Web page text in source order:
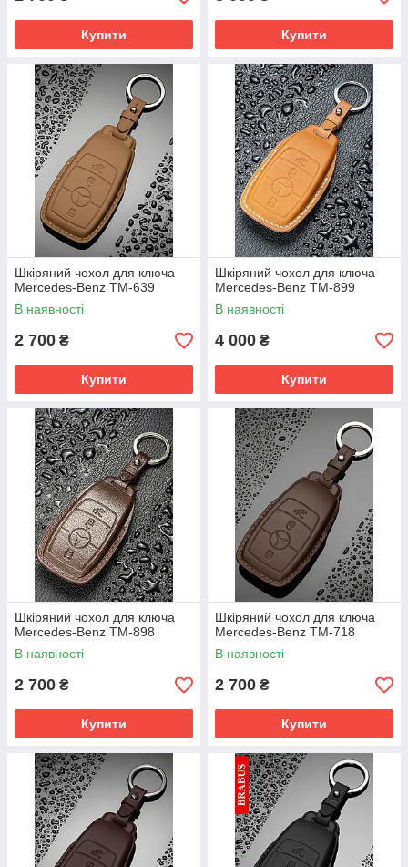
Купити Купити
Шкіряний чохол для ключа
Mercedes-Benz TM-639
В наявності
2 700 ₴
Купити
Шкіряний чохол для ключа
Mercedes-Benz TM-899
В наявності
4 000 ₴
Купити
Шкіряний чохол для ключа
Mercedes-Benz TM-898
В наявності
2 700 ₴
Купити
Шкіряний чохол для ключа
Mercedes-Benz TM-718
В наявності
2 700 ₴
Купити